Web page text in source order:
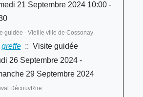
21 Septembre 2024 10:00 -
guidée - Vieille ville de Cossonay
greffe:: Visite guidée
26 Septembre 2024 -
29 Septembre 2024
DécouvRire